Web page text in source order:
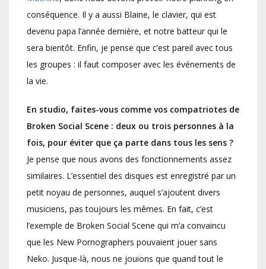
conséquence. Il y a aussi Blaine, le clavier, qui est
devenu papa l’année dernière, et notre batteur qui le
sera bientôt. Enfin, je pense que c’est pareil avec tous
les groupes : il faut composer avec les événements de
la vie.
En studio, faites-vous comme vos compatriotes de
Broken Social Scene : deux ou trois personnes à la
fois, pour éviter que ça parte dans tous les sens ?
Je pense que nous avons des fonctionnements assez
similaires. L’essentiel des disques est enregistré par un
petit noyau de personnes, auquel s’ajoutent divers
musiciens, pas toujours les mêmes. En fait, c’est
l’exemple de Broken Social Scene qui m’a convaincu
que les New Pornographers pouvaient jouer sans
Neko. Jusque-là, nous ne jouions que quand tout le